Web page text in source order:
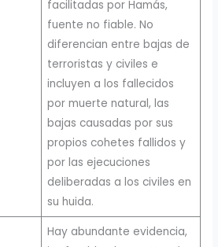
facilitadas por Hamás,
fuente no fiable. No
diferencian entre bajas de
terroristas y civiles e
incluyen a los fallecidos
por muerte natural, las
bajas causadas por sus
propios cohetes fallidos y
por las ejecuciones
deliberadas a los civiles en
su huida.
Hay abundante evidencia,